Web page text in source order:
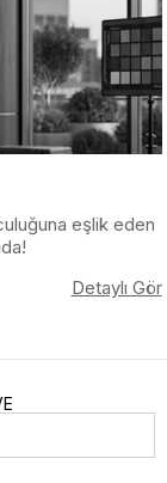
eşlik eden
Detaylı Gör